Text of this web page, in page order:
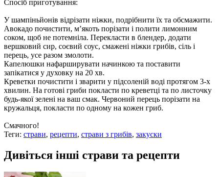
Спосіб приготування:
У шампіньйонів відрізати ніжки, подрібнити їх та обсмажити.
Авокадо почистити, м’якоть порізати і полити лимонним
соком, щоб не потемніла. Перекласти в блендер, додати
вершковий сир, соєвий соус, смажені ніжки грибів, сіль і
перець, усе разом змолоти.
Капелюшки нафарширувати начинкою та поставити
запікатися у духовку на 20 хв.
Креветки почистити і зварити у підсоленій воді протягом 3-х
хвилин. На готові гриби покласти по креветці та по листочку
будь-якої зелені на ваш смак. Червоний перець порізати на
кружальця, покласти по одному на кожен гриб.
Смачного!
Теги: страви, рецепти, страви з грибів, закуски
Дивіться інші страви та рецепти